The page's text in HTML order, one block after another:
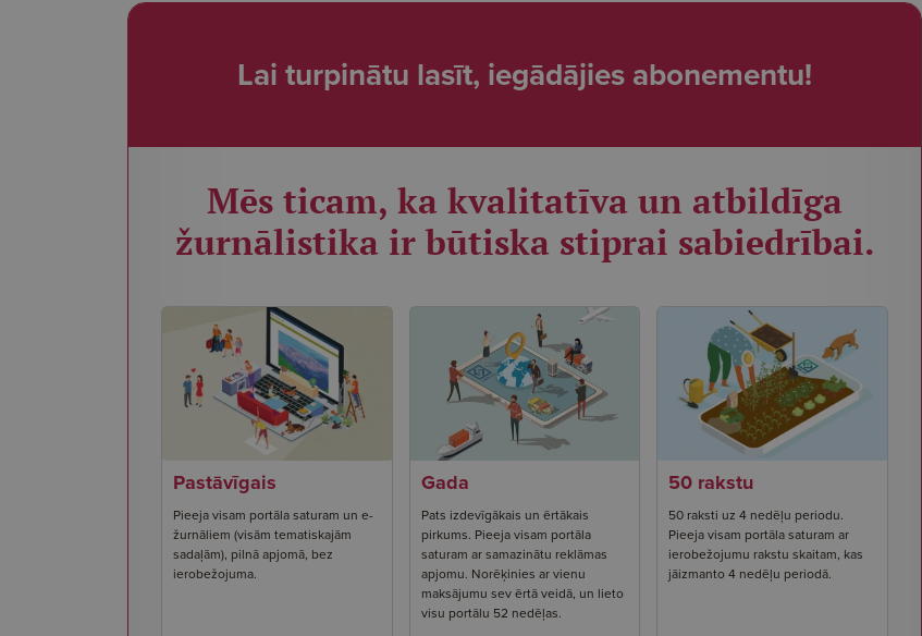
Lai turpinātu lasīt, iegādājies abonementu!
Mēs ticam, ka kvalitatīva un atbildīga
žurnālistika ir būtiska stiprai sabiedrībai.
Pastāvīgais
Pieeja visam portāla saturam un e-
žurnāliem (visām tematiskajām
sadaļām), pilnā apjomā, bez
ierobežojuma.
Gada
Pats izdevīgākais un ērtākais
pirkums. Pieeja visam portāla
saturam ar samazinātu reklāmas
apjomu. Norēķinies ar vienu
maksājumu sev ērtā veidā, un lieto
visu portālu 52 nedēļas.
50 rakstu
50 raksti uz 4 nedēļu periodu.
Pieeja visam portāla saturam ar
ierobežojumu rakstu skaitam, kas
jāizmanto 4 nedēļu periodā.